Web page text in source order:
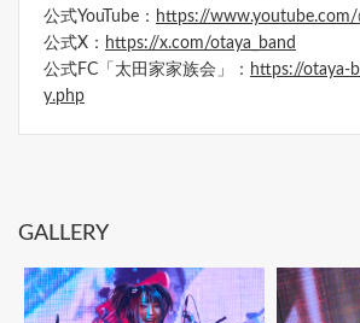
公式YouTube： https://www.youtube.com/
公式X： https://x.com/otaya_band
公式FC「太田家家族会」： https://otaya-
y.php
GALLERY